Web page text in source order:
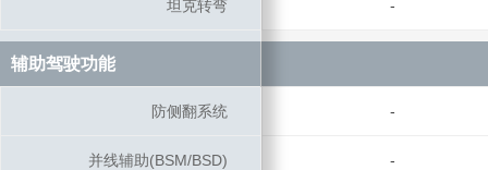
坦克转弯 -
辅助驾驶功能
防侧翻系统 -
并线辅助(BSM/BSD) -
坦克转弯
辅助驾驶功能
防侧翻系统
并线辅助(BSM/BSD)